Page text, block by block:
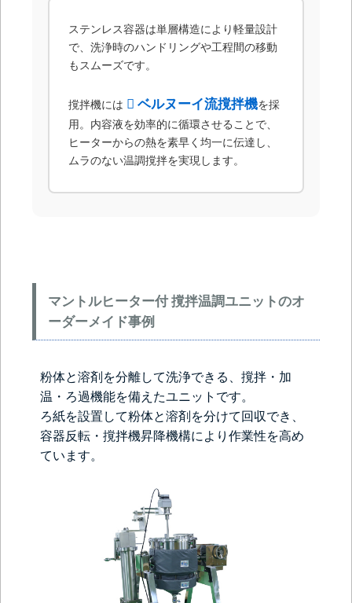
ステンレス容器は単層構造により軽量設計
で、洗浄時のハンドリングや工程間の移動
もスムーズです。
撹拌機には ベルヌーイ流撹拌機を採
用。内容液を効率的に循環させることで、
ヒーターからの熱を素早く均一に伝達し、
ムラのない温調撹拌を実現します。
マントルヒーター付 撹拌温調ユニットのオ
ーダーメイド事例
粉体と溶剤を分離して洗浄できる、撹拌・加
温・ろ過機能を備えたユニットです。
ろ紙を設置して粉体と溶剤を分けて回収でき、
容器反転・撹拌機昇降機構により作業性を高め
ています。